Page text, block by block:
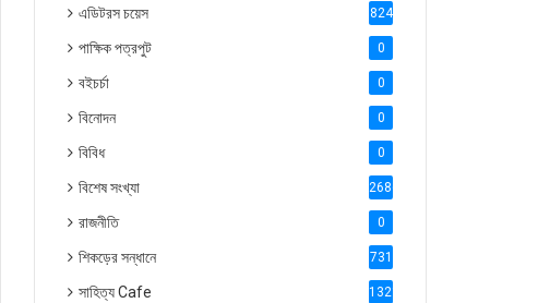
এডিটরস চয়েস 824
পাক্ষিক পত্রপুট 0
বইচর্চা 0
বিনোদন 0
বিবিধ 0
বিশেষ সংখ্যা 2686
রাজনীতি 0
শিকড়ের সন্ধানে 731
সাহিত্য Cafe 1321